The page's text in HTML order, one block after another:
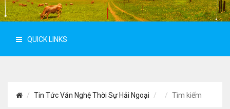
QUICK LINKS
Tin Tức Văn Nghệ Thời Sự Hải Ngoại Tìm kiếm